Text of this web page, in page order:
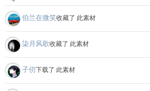
伯兰在微笑收藏了 此素材
柒月风歌收藏了 此素材
子仞下载了 此素材